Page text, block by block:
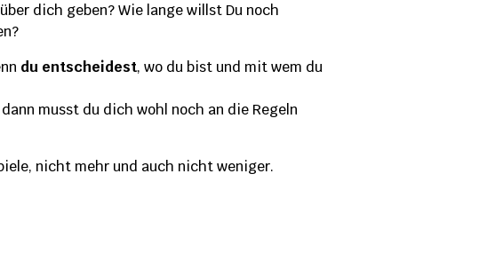
dich geben? Wie lange willst Du noch
du entscheidest, wo du bist und mit wem du
musst du dich wohl noch an die Regeln
nicht mehr und auch nicht weniger.